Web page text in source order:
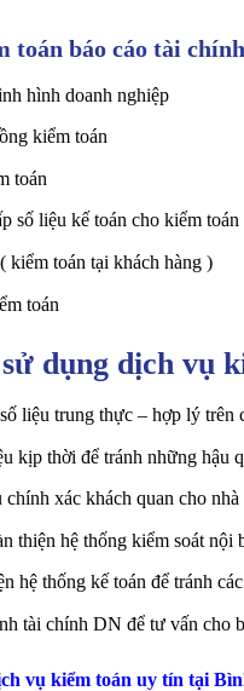
toán báo cáo tài
hình doanh nghiệp
kiểm toán
toán
số liệu kế toán cho kiểm toán
kiểm toán tại khách hàng )
toán
dụng dịch vụ
liệu trung thực – hợp lý trên
kịp thời để tránh những hậu
chính xác khách quan cho
thiện hệ thống kiểm soát nội
hệ thống kế toán để tránh
tài chính DN để tư vấn cho
vụ kiểm toán uy tín tại